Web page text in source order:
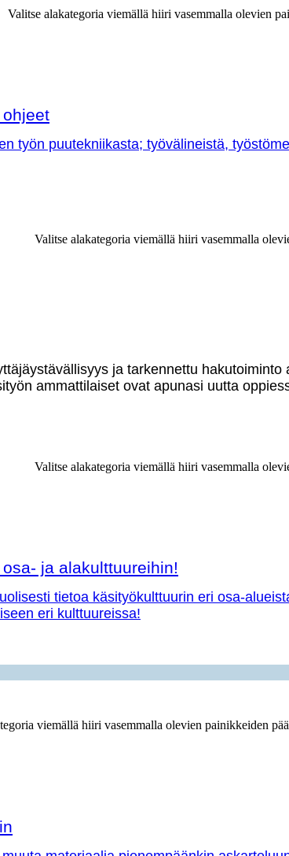
Valitse alakategoria viemällä hiiri vasemmalla olevien
työn puutekniikasta; työvälineistä,
Valitse alakategoria viemällä hiiri vasemmalla
ja tarkennettu
ammattilaiset ovat apunasi uutta
Valitse alakategoria viemällä hiiri vasemmalla
ja alakulttuureihin!
tietoa käsityökulttuurin eri osa-
eri kulttuureissa!
viemällä hiiri vasemmalla olevien painikkeiden